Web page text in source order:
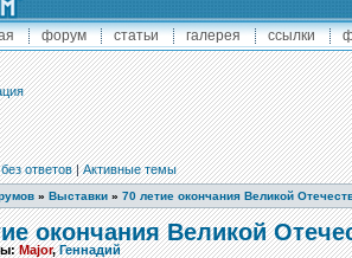
форум статьи галерея ссылки
ответов|Активные темы
» Выставки » 70 летие окончания Великой
окончания Великой
Major,Геннадий